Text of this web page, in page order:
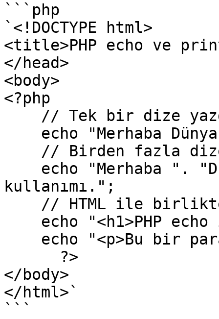
```php
`<!DOCTYPE html>
<title>PHP echo ve
</head>
<body>
<?php
kullanımı.";
</body>
</html>`
```